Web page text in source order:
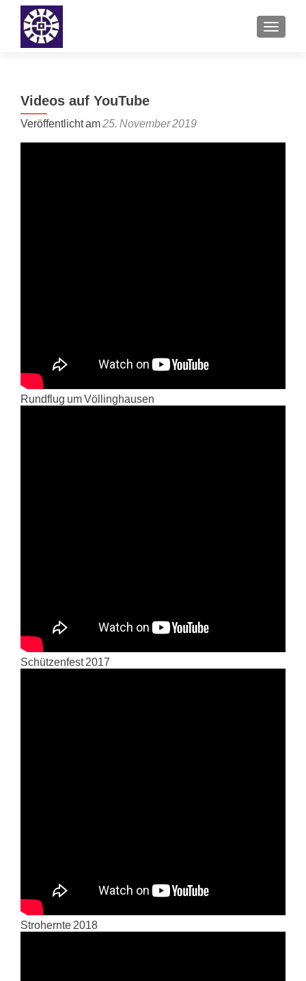
Videos auf YouTube
Veröffentlicht am25. November 2019
Rundflug um Völlinghausen
Schützenfest 2017
Strohernte 2018